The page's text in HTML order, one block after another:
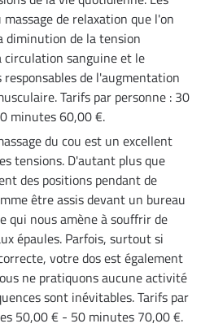
de relaxation que l'on
diminution de la tension
circulation sanguine et le
de l'augmentation
Tarifs par personne : 30
minutes 60,00 €.
du cou est un excellent
tensions. D'autant plus que
des positions pendant de
être assis devant un bureau
qui nous amène à souffrir de
épaules. Parfois, surtout si
votre dos est également
ne pratiquons aucune activité
sont inévitables. Tarifs par
50,00 € - 50 minutes 70,00 €.